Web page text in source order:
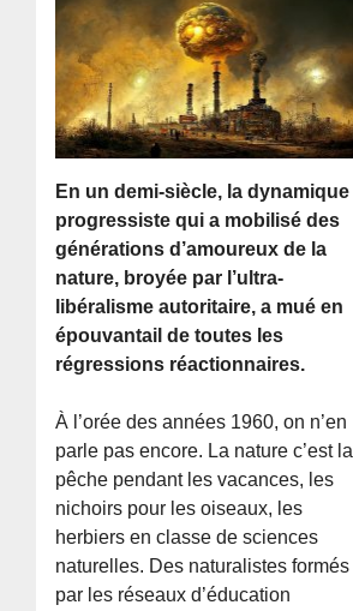
En un demi-siècle, la dynamique
progressiste qui a mobilisé des
générations d’amoureux de la
nature, broyée par l’ultra-
libéralisme autoritaire, a mué en
épouvantail de toutes les
régressions réactionnaires.
À l’orée des années 1960, on n’en
parle pas encore. La nature c’est la
pêche pendant les vacances, les
nichoirs pour les oiseaux, les
herbiers en classe de sciences
naturelles. Des naturalistes formés
par les réseaux d’éducation